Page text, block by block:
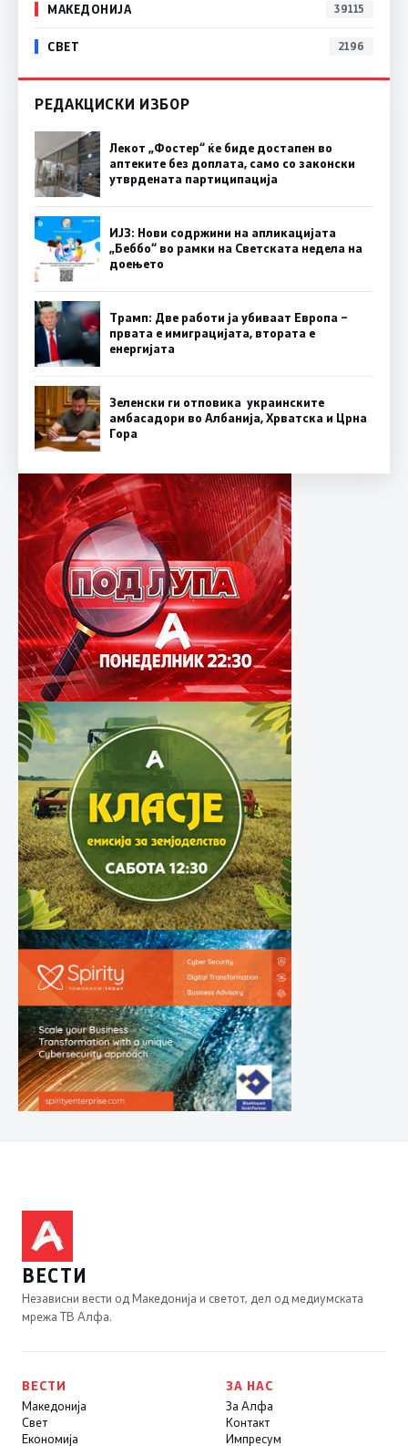
МАКЕДОНИЈА 39115
СВЕТ 2196
РЕДАКЦИСКИ ИЗБОР
Лекот „Фостер“ ќе биде достапен во
аптеките без доплата, само со законски
утврдената партиципација
ИЈЗ: Нови содржини на апликацијата
„Беббо“ во рамки на Светската недела на
доењето
Трамп: Две работи ја убиваат Европа –
првата е имиграцијата, втората е
енергијата
Зеленски ги отповика украинските
амбасадори во Албанија, Хрватска и Црна
Гора
ВЕСТИ
Независни вести од Македонија и светот, дел од медиумската
мрежа ТВ Алфа.
ВЕСТИ
Македонија
Свет
Економија
ЗА НАС
За Алфа
Контакт
Импресум